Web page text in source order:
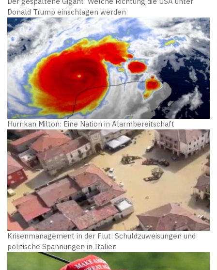
Donald Trump einschlagen werden
Hurrikan Milton: Eine Nation in Alarmbereitschaft
Krisenmanagement in der Flut: Schuldzuweisungen und
politische Spannungen in Italien